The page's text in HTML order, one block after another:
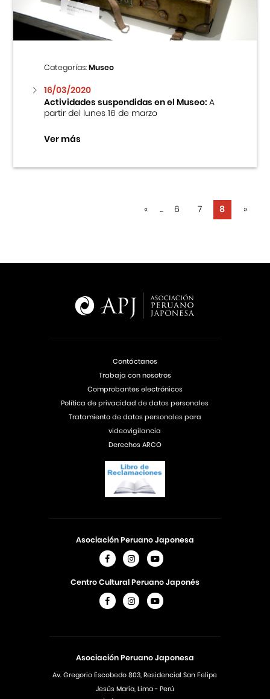
Categorías:Museo
16/03/2020
Actividades suspendidas en el Museo:A
partir del lunes 16 de marzo
Ver más
« ... 6 7 8 »
Asociación Peruano Japonesa
Av. Gregorio Escobedo 803, Residencial San Felipe
Jesús Maria, Lima - Perú
Asociación Peruano Japonesa
Centro Cultural Peruano Japonés
Contáctanos
Trabaja con nosotros
Comprobantes electrónicos
Política de privacidad de datos personales
Tratamiento de datos personales para
videovigilancia
Derechos ARCO